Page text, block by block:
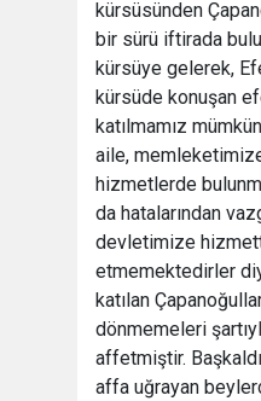
kürsüsünden
bir sürü iftirada
kürsüye gelerek,
kürsüde konuşan
katılmamız
aile,
hizmetlerde
da hatalarından
devletimize
etmemektedirler
katılan
dönmemeleri
affetmiştir.
affa uğrayan